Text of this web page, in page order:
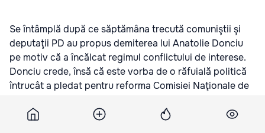
Se întâmplă după ce săptămâna trecută comuniştii şi
deputaţii PD au propus demiterea lui Anatolie Donciu
pe motiv că a încălcat regimul conflictului de interese.
Donciu crede, însă că este vorba de o răfuială politică
întrucât a pledat pentru reforma Comisiei Naţionale de